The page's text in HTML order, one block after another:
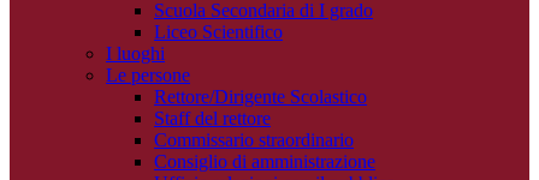
Scuola Secondaria di I grado
Liceo Scientifico
I luoghi
Le persone
Rettore/Dirigente Scolastico
Staff del rettore
Commissario straordinario
Consiglio di amministrazione